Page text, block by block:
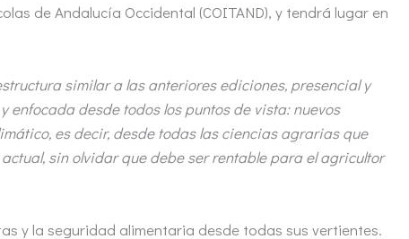
de Andalucía Occidental (COITAND), y tendrá lugar en
similar a las anteriores ediciones, presencial y
enfocada desde todos los puntos de vista: nuevos
es decir, desde todas las ciencias agrarias que
sin olvidar que debe ser rentable para el agricultor
y la seguridad alimentaria desde todas sus vertientes.